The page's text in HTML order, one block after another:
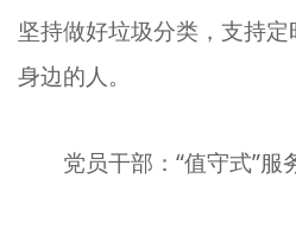
坚持做好垃圾分类，支持
身边的人。
党员干部：“值守式”服